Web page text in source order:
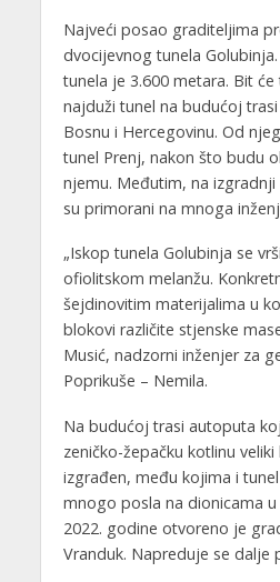
Najveći posao graditeljima
dvocijevnog tunela
tunela je 3.600 metara. Bit
najduži tunel na budućoj
Bosnu i Hercegovinu. Od
tunel Prenj, nakon što budu
njemu. Međutim, na
su primorani na mnoga
„Iskop tunela Golubinja se
ofiolitskom melanžu.
šejdinovitim materijalima u
blokovi različite stjenske
Musić, nadzorni inženjer za
Poprikuše – Nemila.
Na budućoj trasi autoputa
zeničko-žepačku kotlinu
izgrađen, među kojima i
mnogo posla na dionicama
2022. godine otvoreno je
Vranduk. Napreduje se dalje